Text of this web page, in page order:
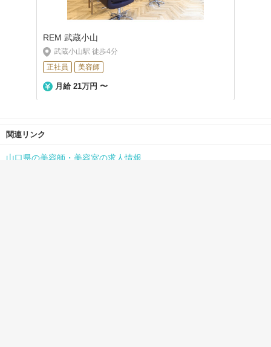
REM 武蔵小山
武蔵小山駅 徒歩4分
正社員
美容師
月給 21万円 〜
関連リンク
山口県の美容師・美容室の求人情報